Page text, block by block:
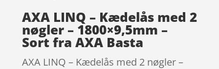
AXA LINQ – Kædelås med 2
nøgler – 1800×9,5mm –
Sort fra AXA Basta
AXA LINQ – Kædelås med 2 nøgler –